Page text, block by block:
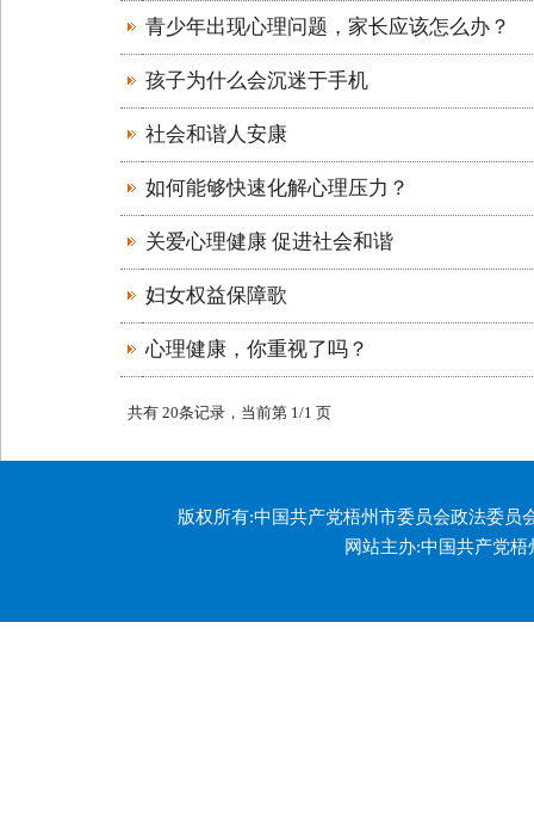
青少年出现心理问题，家长应该怎么办？
孩子为什么会沉迷于手机
社会和谐人安康
如何能够快速化解心理压力？
关爱心理健康 促进社会和谐
妇女权益保障歌
心理健康，你重视了吗？
共有 20条记录，当前第 1/1 页
版权所有:中国共产党梧州市委员会政法委
网站主办:中国共产党